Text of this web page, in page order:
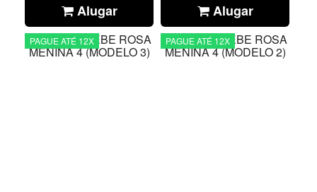
Alugar Alugar
PAGUE ATÉ 12X PAGUE ATÉ 12X